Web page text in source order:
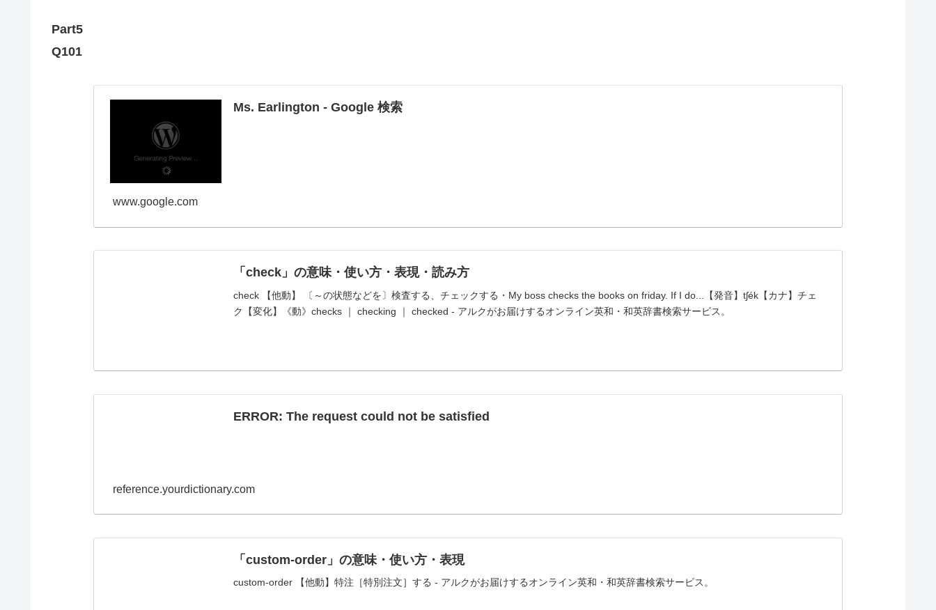
Part5
Q101
Ms. Earlington - Google 検索
www.google.com
「check」の意味・使い方・表現・読み方
check 【他動】 〔～の状態などを〕検査する、チェックする・My boss checks the books on friday. If I do...【発音】tʃék【カナ】チェ
ク【変化】《動》checks ｜ checking ｜ checked - アルクがお届けするオンライン英和・和英辞書検索サービス。
ERROR: The request could not be satisfied
reference.yourdictionary.com
「custom-order」の意味・使い方・表現
custom-order 【他動】特注［特別注文］する - アルクがお届けするオンライン英和・和英辞書検索サービス。